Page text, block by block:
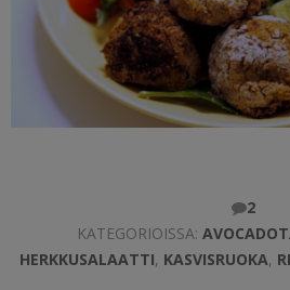
2
KATEGORIOISSA:
HERKKUSALAATTI, KASVISRUOKA,